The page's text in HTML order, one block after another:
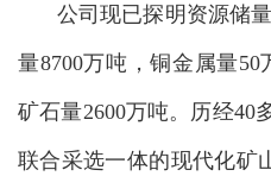
公司现已探明资源储量
量8700万吨，铜金属量
矿石量2600万吨。历经40
联合采选一体的现代化矿